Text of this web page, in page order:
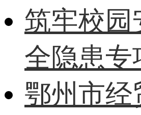
筑牢校
全隐患专
鄂州市经